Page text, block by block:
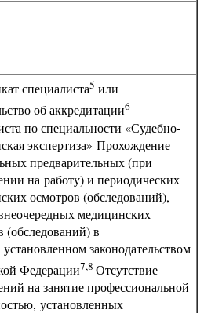
специалиста5 или
об аккредитации6
по специальности «Судебно-
экспертиза» Прохождение
предварительных (при
на работу) и периодических
осмотров (обследований),
медицинских
(обследований) в
законодательством
Федерации7,8 Отсутствие
на занятие профессиональной
установленных